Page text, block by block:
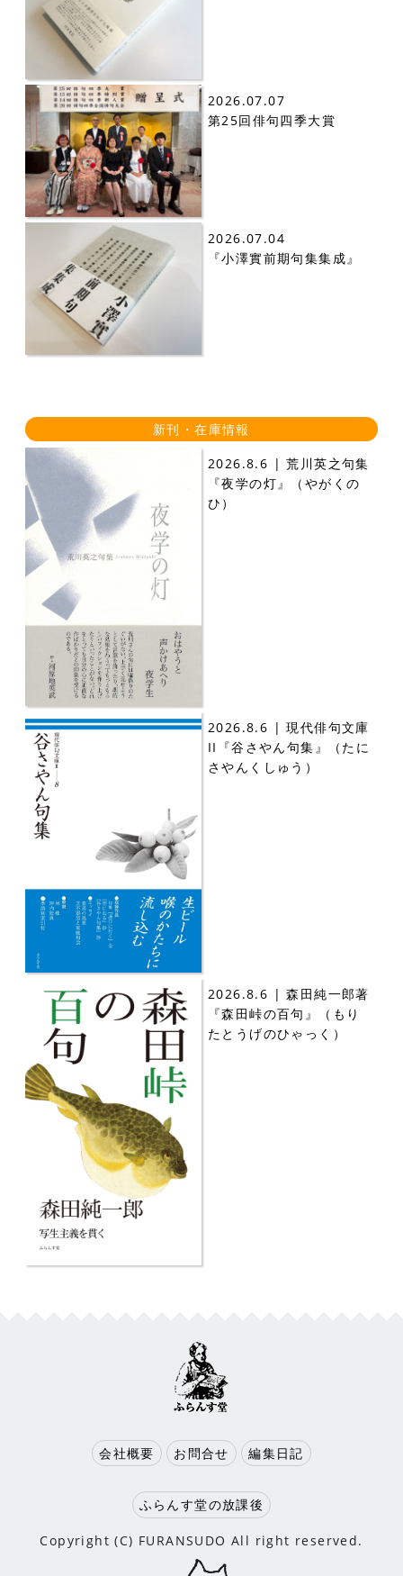
2026.07.07
第25回俳句四季大賞
2026.07.04
『小澤實前期句集集成』
新刊・在庫情報
2026.8.6 | 荒川英之句集
『夜学の灯』（やがくの
ひ）
2026.8.6 | 現代俳句文庫
II『谷さやん句集』（たに
さやんくしゅう）
2026.8.6 | 森田純一郎著
『森田峠の百句』（もり
たとうげのひゃっく）
会社概要 お問合せ 編集日記
ふらんす堂の放課後
Copyright (C) FURANSUDO All right reserved.